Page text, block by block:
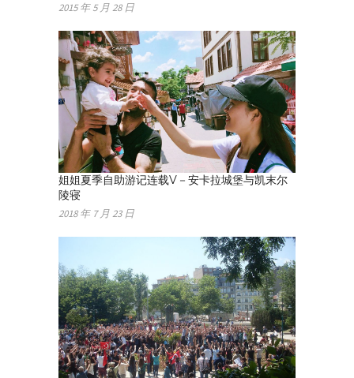
2015 年 5 月 28 日
姐姐夏季自助游记连载V－安卡拉城堡与凯末尔
陵寝
2018 年 7 月 23 日